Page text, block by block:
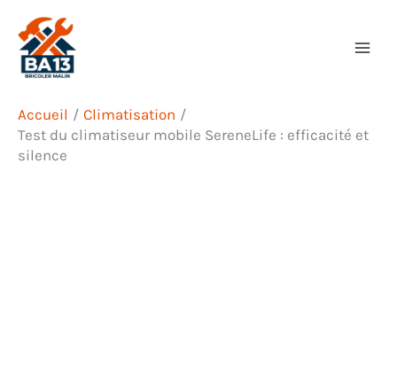
contenu
Accueil
Climatisation
Test du climatiseur mobile SereneLife : efficacité et
silence
Rechercher